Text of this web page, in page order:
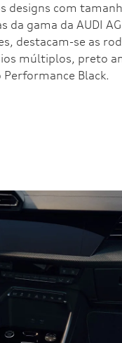
designs com
da gama da AUDI
destacam-se as
múltiplos, preto
Black.